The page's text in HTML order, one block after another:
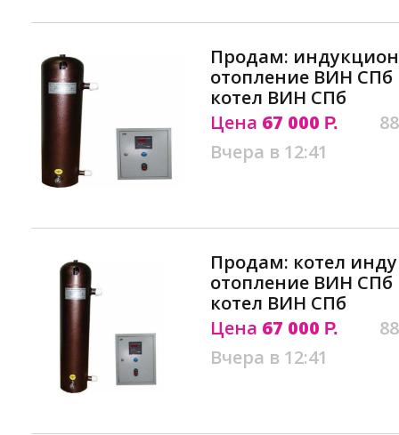
Продам:
отопление ВИН
котел ВИН СПб
Цена 67 000 Р.
Вчера в 12:41
Продам: котел
отопление ВИН
котел ВИН СПб
Цена 67 000 Р.
Вчера в 12:41